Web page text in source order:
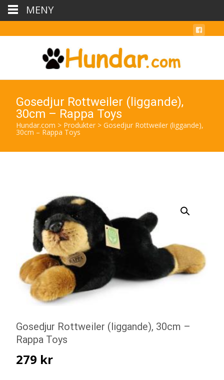
Gosedjur Rottweiler (liggande),
30cm – Rappa Toys
Hundar.com > Produkter > Gosedjur Rottweiler (liggande),
30cm – Rappa Toys
Gosedjur Rottweiler (liggande), 30cm –
Rappa Toys
279 kr
MENY